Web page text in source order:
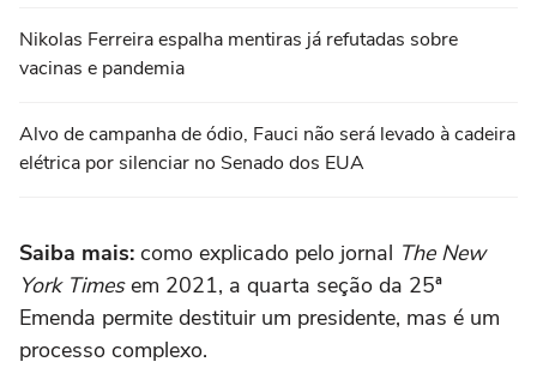
Nikolas Ferreira espalha mentiras já refutadas sobre
vacinas e pandemia
Alvo de campanha de ódio, Fauci não será levado à cadeira
elétrica por silenciar no Senado dos EUA
Saiba mais: como explicado pelo jornal The New
York Timesem 2021, a quarta seção da 25ª
Emenda permite destituir um presidente, mas é um
processo complexo.